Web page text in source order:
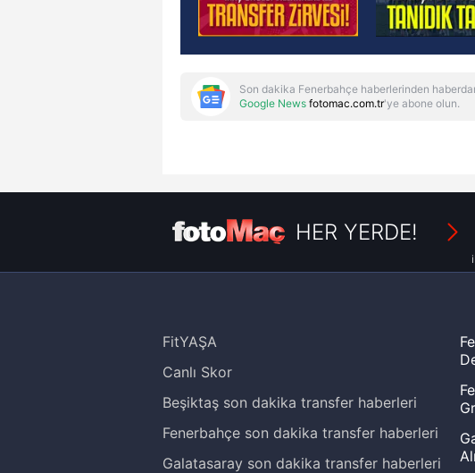
Son dakika Fenerbahçe haberlerinden
Google News fotomac.com.tr'ye abone olun.
HER YERDE!
FitYAŞA
Canlı Skor
Beşiktaş son dakika transfer haberleri
Fenerbahçe son dakika transfer haberleri
Galatasaray son dakika transfer haberleri